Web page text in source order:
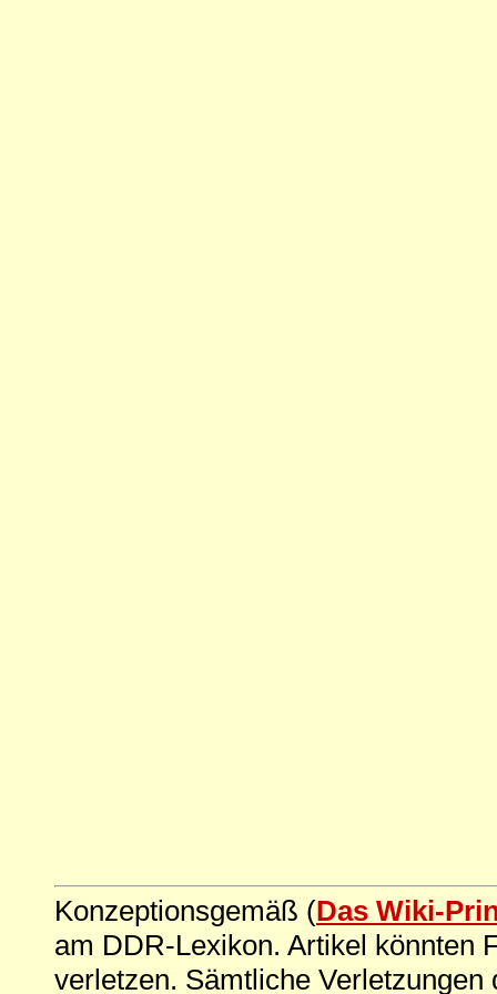
Konzeptionsgemäß (Das Wiki-
am DDR-Lexikon. Artikel könnten
verletzen. Sämtliche